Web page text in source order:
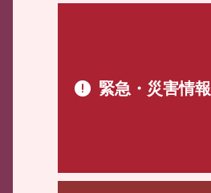
緊急・災害情報